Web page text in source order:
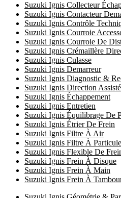
Suzuki Ignis Collecteur
Suzuki Ignis Contacteur
Suzuki Ignis Contrôle
Suzuki Ignis Courroie
Suzuki Ignis Courroie De
Suzuki Ignis Crémaillère
Suzuki Ignis Culasse
Suzuki Ignis Demarreur
Suzuki Ignis Diagnostic &
Suzuki Ignis Direction
Suzuki Ignis Échappement
Suzuki Ignis Entretien
Suzuki Ignis Équilibrage De
Suzuki Ignis Étrier De Frein
Suzuki Ignis Filtre À Air
Suzuki Ignis Filtre À
Suzuki Ignis Flexible De
Suzuki Ignis Frein À Disque
Suzuki Ignis Frein À Main
Suzuki Ignis Frein À